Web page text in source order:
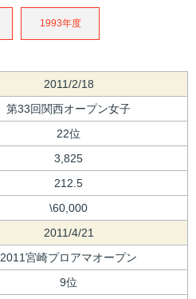
1993年度
2011/2/18
第33回関西オープン女子
22位
3,825
212.5
\60,000
2011/4/21
2011宮崎プロアマオープン
9位